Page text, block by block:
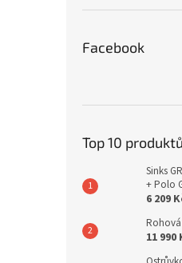
Facebook
Top 10 produktů
Sinks
+ Polo
6 209
Rohová
11 990